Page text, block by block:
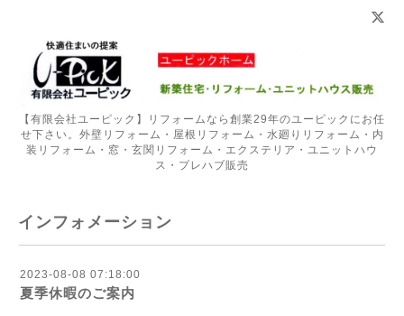
【有限会社ユーピック】リフォームなら創業29年のユーピックにお任
せ下さい。外壁リフォーム・屋根リフォーム・水廻りリフォーム・内
装リフォーム・窓・玄関リフォーム・エクステリア・ユニットハウ
ス・プレハブ販売
インフォメーション
2023-08-08 07:18:00
夏季休暇のご案内